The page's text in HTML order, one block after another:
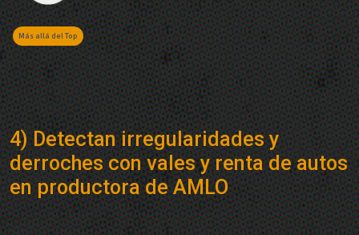
Más allá del Top
4) Detectan irregularidades y
derroches con vales y renta de autos
en productora de AMLO